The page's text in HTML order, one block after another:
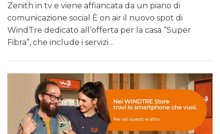
Zenith in tv e viene affiancata da un piano di
comunicazione social È on air il nuovo spot di
WindTre dedicato all’offerta per la casa “Super
Fibra”, che include i servizi…